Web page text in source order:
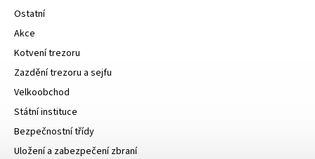
Ostatní
Akce
Kotvení trezoru
Zazdění trezoru a sejfu
Velkoobchod
Státní instituce
Bezpečnostní třídy
Uložení a zabezpečení zbraní